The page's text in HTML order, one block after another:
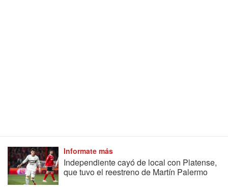
Informate más
Independiente cayó de local con Platense,
que tuvo el reestreno de Martín Palermo